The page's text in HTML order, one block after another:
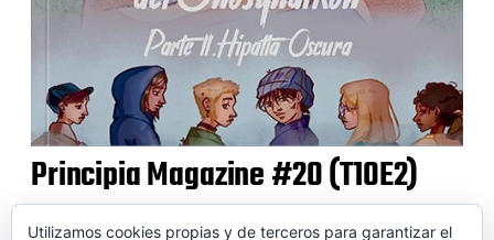
Principia Magazine #20 (T10E2)
Utilizamos cookies propias y de terceros para garantizar el